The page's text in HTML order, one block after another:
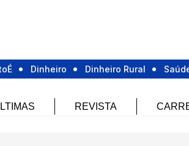
Dinheiro Dinheiro Rural
REVISTA